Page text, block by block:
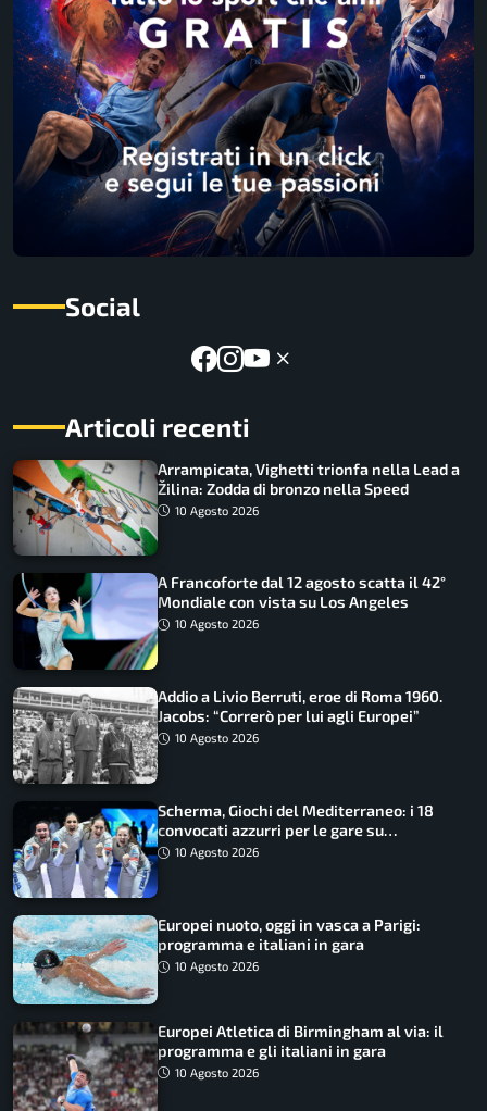
Social
Articoli recenti
Arrampicata, Vighetti trionfa nella Lead a
Žilina: Zodda di bronzo nella Speed
10 Agosto 2026
A Francoforte dal 12 agosto scatta il 42°
Mondiale con vista su Los Angeles
10 Agosto 2026
Addio a Livio Berruti, eroe di Roma 1960.
Jacobs: “Correrò per lui agli Europei”
10 Agosto 2026
Scherma, Giochi del Mediterraneo: i 18
convocati azzurri per le gare su
SportFaceTV
10 Agosto 2026
Europei nuoto, oggi in vasca a Parigi:
programma e italiani in gara
10 Agosto 2026
Europei Atletica di Birmingham al via: il
programma e gli italiani in gara
10 Agosto 2026